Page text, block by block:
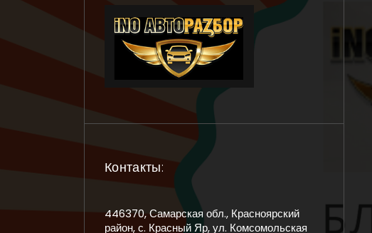
Контакты:
446370, Самарская обл., Красноярский
район, с. Красный Яр, ул. Комсомольская